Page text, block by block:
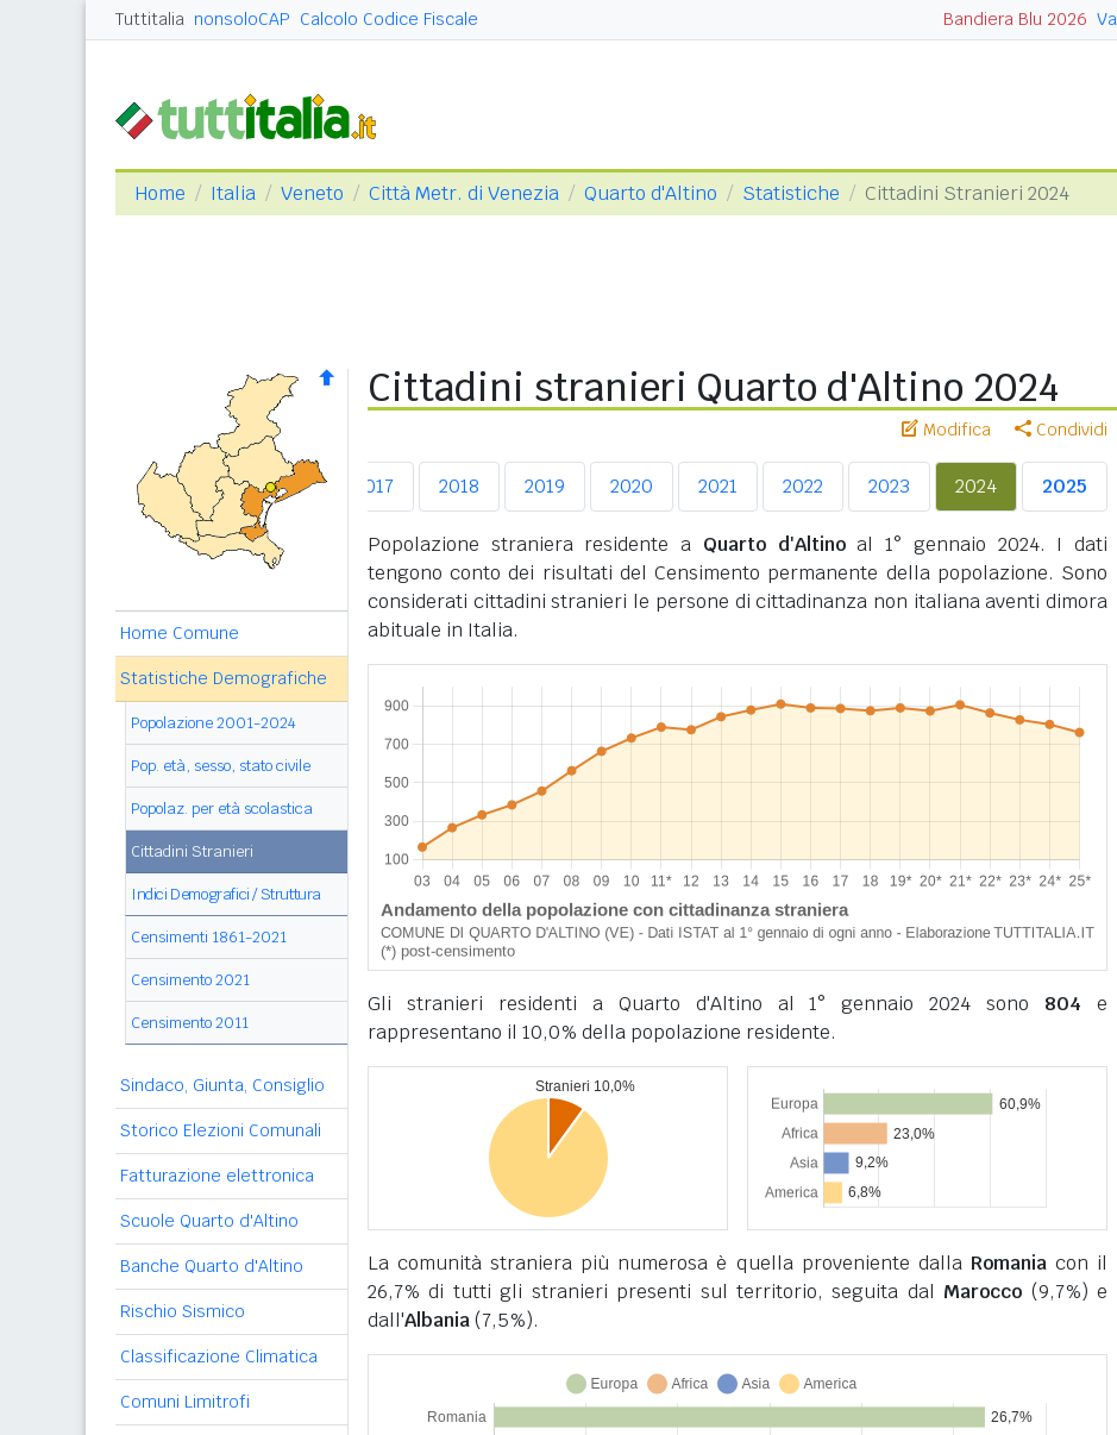
Tuttitalia nonsoloCAP Calcolo Codice Fiscale Bandiera Blu 2026
Home Italia Veneto Città Metr. di Venezia Quarto d'Altino Statistiche Cittadini Stranieri 2024
Home Comune
Statistiche Demografiche
Popolazione 2001-2024
Pop. età, sesso, stato civile
Popolaz. per età scolastica
Cittadini Stranieri
Indici Demografici / Struttura
Censimenti 1861-2021
Censimento 2021
Censimento 2011
Sindaco, Giunta, Consiglio
Storico Elezioni Comunali
Fatturazione elettronica
Scuole Quarto d'Altino
Banche Quarto d'Altino
Rischio Sismico
Classificazione Climatica
Comuni Limitrofi
Cittadini stranieri Quarto d'Altino 2024
Modifica Condividi
2015 2016 2017 2018 2019 2020 2021 2022 2023 2024 2025
Popolazione straniera residente a Quarto d'Altinoal 1° gennaio 2024. I dati
tengono conto dei risultati del Censimento permanente della popolazione. Sono
considerati cittadini stranieri le persone di cittadinanza non italiana aventi dimora
abituale in Italia.
Gli stranieri residenti a Quarto d'Altino al 1° gennaio 2024 sono 804 e
rappresentano il 10,0% della popolazione residente.
La comunità straniera più numerosa è quella proveniente dalla Romaniacon il
26,7% di tutti gli stranieri presenti sul territorio, seguita dal Marocco (9,7%) e
dall'Albania(7,5%).